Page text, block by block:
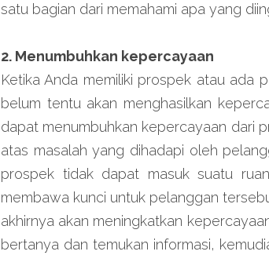
satu bagian dari memahami apa yang
2. Menumbuhkan kepercayaan
Ketika Anda memiliki prospek atau ada
belum tentu akan menghasilkan
dapat menumbuhkan kepercayaan dari
atas masalah yang dihadapi oleh
prospek tidak dapat masuk suatu
membawa kunci untuk pelanggan
akhirnya akan meningkatkan
bertanya dan temukan informasi,